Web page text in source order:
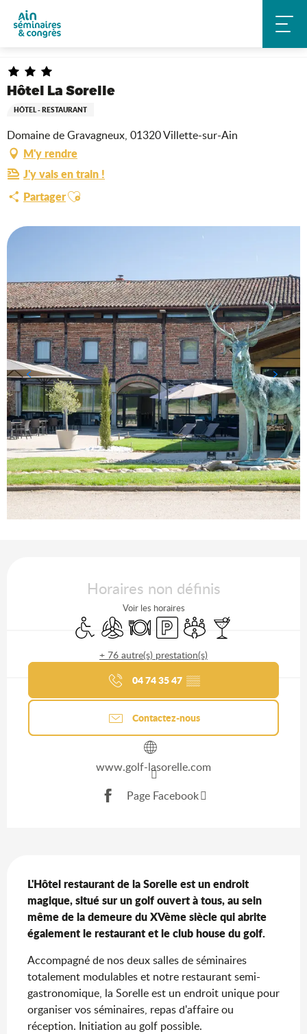
contenu
Accueil Hébergements
Hôtel La Sorelle
Hôtel La Sorelle
HÔTEL - RESTAURANT
Domaine de Gravagneux, 01320 Villette-sur-Ain
M'y rendre
J'y vais en train !
PartagerAjouter aux favoris
Horaires non définis
Voir les horaires
Accès handicapés
Air conditionné
Restaurant
ParkingSalle de réunion
Bar / Buvette
+ 76 autre(s) prestation(s)
Gagnez du temps : découvrez
les services Ain Séminaires &
Congrès
04 74 35 47 ▒▒
Contactez-nous
www.golf-lasorelle.com
Page Facebook
L'Hôtel restaurant de la Sorelle est un endroit
magique, situé sur un golf ouvert à tous, au sein
même de la demeure du XVème siècle qui abrite
également le restaurant et le club house du golf.
Accompagné de nos deux salles de séminaires
totalement modulables et notre restaurant semi-
gastronomique, la Sorelle est un endroit unique pour
organiser vos séminaires, repas d'affaire ou
réception. Initiation au golf possible.